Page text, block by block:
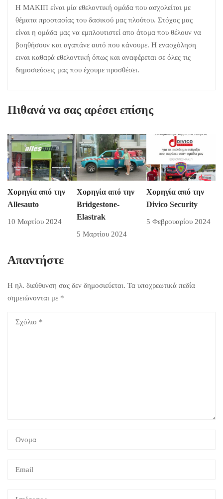
Η ΜΑΚΙΠ είναι μία εθελοντική ομάδα που ασχολείται με
θέματα προστασίας του δασικού μας πλούτου. Στόχος μας
είναι η ομάδα μας να εμπλουτιστεί απο άτομα που θέλουν να
βοηθήσουν και αγαπάνε αυτό που κάνουμε. Η ενασχόληση
ειναι καθαρά εθελοντική όπως και αναφέρεται σε όλες τις
δημοσιεύσεις μας που έχουμε προσθέσει.
Πιθανά να σας αρέσει επίσης
Χορηγία από την
Allesauto
10 Μαρτίου 2024
Χορηγία από την
Bridgestone-
Elastrak
5 Μαρτίου 2024
Χορηγία από την
Divico Security
5 Φεβρουαρίου 2024
Απαντήστε
Η ηλ. διεύθυνση σας δεν δημοσιεύεται. Τα υποχρεωτικά πεδία
σημειώνονται με *